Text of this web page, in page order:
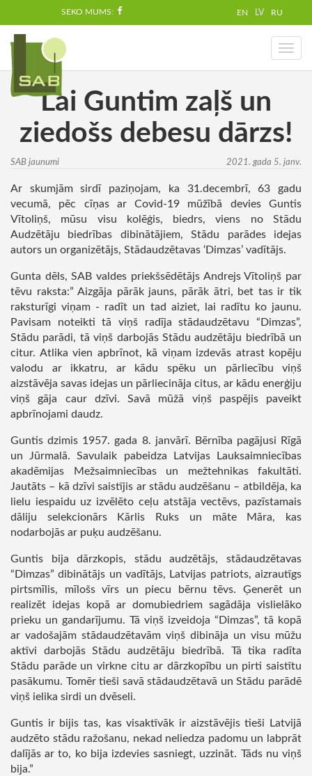
SEKO MUMS: EN LV RU
Toggle
Lai Guntim zaļš un
ziedošs debesu dārzs!
SAB jaunumi 2021. gada 5. janv.
Ar skumjām sirdī paziņojam, ka 31.decembrī, 63 gadu
vecumā, pēc cīņas ar Covid-19 mūžībā devies Guntis
Vītoliņš, mūsu visu kolēģis, biedrs, viens no Stādu
Audzētāju biedrības dibinātājiem, Stādu parādes idejas
autors un organizētājs, Stādaudzētavas ‘Dimzas’ vadītājs.
Gunta dēls, SAB valdes priekšsēdētājs Andrejs Vītoliņš par
tēvu raksta:” Aizgāja pārāk jauns, pārāk ātri, bet tas ir tik
raksturīgi viņam - radīt un tad aiziet, lai radītu ko jaunu.
Pavisam noteikti tā viņš radīja stādaudzētavu “Dimzas”,
Stādu parādi, tā viņš darbojās Stādu audzētāju biedrībā un
citur. Atlika vien apbrīnot, kā viņam izdevās atrast kopēju
valodu ar ikkatru, ar kādu spēku un pārliecību viņš
aizstāvēja savas idejas un pārliecināja citus, ar kādu enerģiju
viņš gāja caur dzīvi. Savā mūžā viņš paspējis paveikt
apbrīnojami daudz.
Guntis dzimis 1957. gada 8. janvārī. Bērnība pagājusi Rīgā
un Jūrmalā. Savulaik pabeidza Latvijas Lauksaimniecības
akadēmijas Mežsaimniecības un mežtehnikas fakultāti.
Jautāts – kā dzīvi saistījis ar stādu audzēšanu – atbildēja, ka
lielu iespaidu uz izvēlēto ceļu atstāja vectēvs, pazīstamais
dāliju selekcionārs Kārlis Ruks un māte Māra, kas
nodarbojās ar puķu audzēšanu.
Guntis bija dārzkopis, stādu audzētājs, stādaudzētavas
“Dimzas” dibinātājs un vadītājs, Latvijas patriots, aizrautīgs
pirtsmīlis, mīlošs vīrs un piecu bērnu tēvs. Ģenerēt un
realizēt idejas kopā ar domubiedriem sagādāja vislielāko
prieku un gandarījumu. Tā viņš izveidoja “Dimzas”, tā kopā
ar vadošajām stādaudzētavām viņš dibināja un visu mūžu
aktīvi darbojās Stādu audzētāju biedrībā. Tā tika radīta
Stādu parāde un virkne citu ar dārzkopību un pirti saistītu
pasākumu. Tomēr tieši savā stādaudzētavā un Stādu parādē
viņš ielika sirdi un dvēseli.
Guntis ir bijis tas, kas visaktīvāk ir aizstāvējis tieši Latvijā
audzēto stādu ražošanu, nekad neliedza padomu un labprāt
dalījās ar to, ko bija izdevies sasniegt, uzzināt. Tāds nu viņš
bija.”